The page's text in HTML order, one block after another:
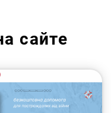
сайте